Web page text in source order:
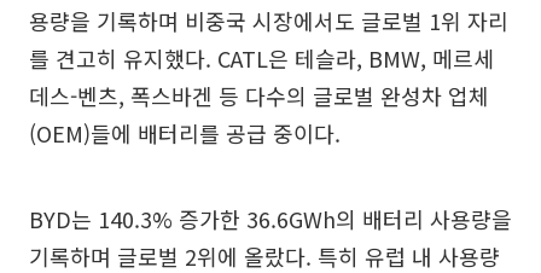
용량을 기록하며 비중국 시장에서도 글로벌 1위 자리
를 견고히 유지했다. CATL은 테슬라, BMW, 메르세
데스-벤츠, 폭스바겐 등 다수의 글로벌 완성차 업체
(OEM)들에 배터리를 공급 중이다.
BYD는 140.3% 증가한 36.6GWh의 배터리 사용량을
기록하며 글로벌 2위에 올랐다. 특히 유럽 내 사용량